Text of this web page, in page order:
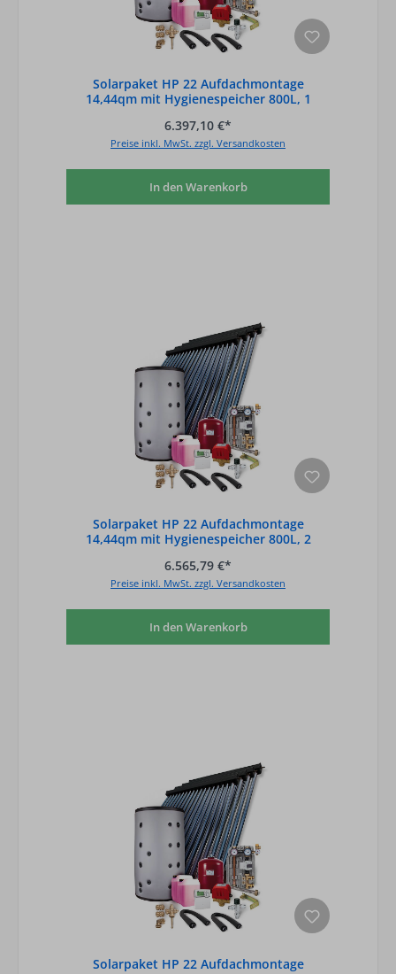
Solarpaket HP 22 Aufdachmontage
14,44qm mit Hygienespeicher 800L, 1
6.397,10 €*
Preise inkl. MwSt. zzgl. Versandkosten
In den Warenkorb
Solarpaket HP 22 Aufdachmontage
14,44qm mit Hygienespeicher 800L, 2
6.565,79 €*
Preise inkl. MwSt. zzgl. Versandkosten
In den Warenkorb
Solarpaket HP 22 Aufdachmontage